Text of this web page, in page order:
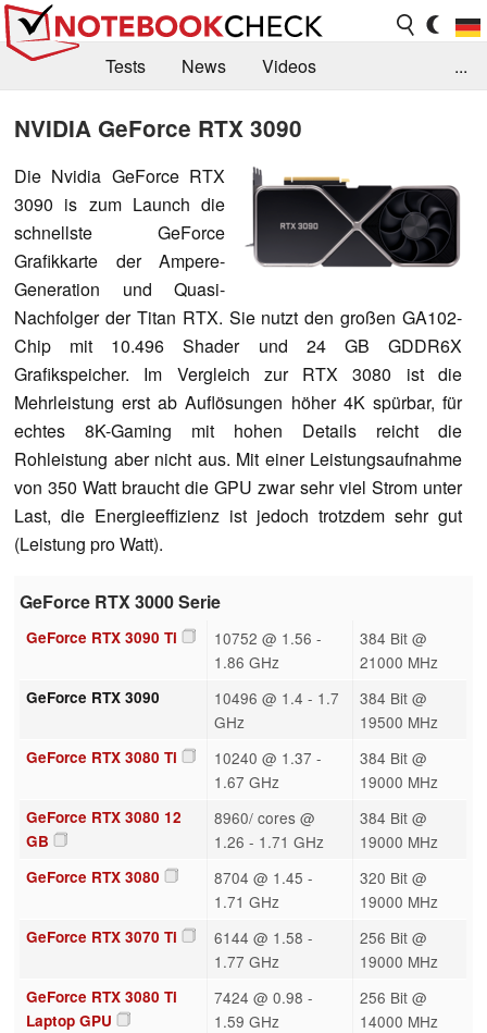
Tests News
Videos
Suche
Forum
...
NVIDIA GeForce RTX 3090
Die Nvidia GeForce RTX
3090 is zum Launch die
schnellste GeForce
Grafikkarte der Ampere-
Generation und Quasi-
Nachfolger der Titan RTX. Sie nutzt den großen GA102-
Chip mit 10.496 Shader und 24 GB GDDR6X
Grafikspeicher. Im Vergleich zur RTX 3080 ist die
Mehrleistung erst ab Auflösungen höher 4K spürbar, für
echtes 8K-Gaming mit hohen Details reicht die
Rohleistung aber nicht aus. Mit einer Leistungsaufnahme
von 350 Watt braucht die GPU zwar sehr viel Strom unter
Last, die Energieeffizienz ist jedoch trotzdem sehr gut
(Leistung pro Watt).
GeForce RTX 3000 Serie
GeForce RTX 3090 Ti
10752 @ 1.56 -
1.86 GHz
384 Bit @
21000 MHz
GeForce RTX 3090
10496 @ 1.4 - 1.7
GHz
384 Bit @
19500 MHz
GeForce RTX 3080 Ti
10240 @ 1.37 -
1.67 GHz
384 Bit @
19000 MHz
GeForce RTX 3080 12
GB
8960/ cores @
1.26 - 1.71 GHz
384 Bit @
19000 MHz
GeForce RTX 3080
8704 @ 1.45 -
1.71 GHz
320 Bit @
19000 MHz
GeForce RTX 3070 Ti
6144 @ 1.58 -
1.77 GHz
256 Bit @
19000 MHz
GeForce RTX 3080 Ti
Laptop GPU
7424 @ 0.98 -
1.59 GHz
256 Bit @
14000 MHz